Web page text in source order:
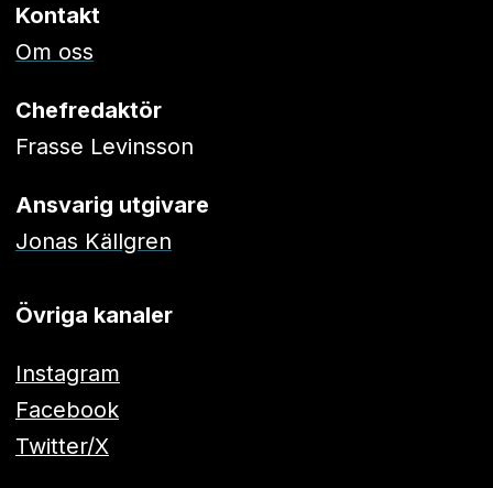
Kontakt
Om oss
Chefredaktör
Frasse Levinsson
Ansvarig utgivare
Jonas Källgren
Övriga kanaler
Instagram
Facebook
Twitter/X